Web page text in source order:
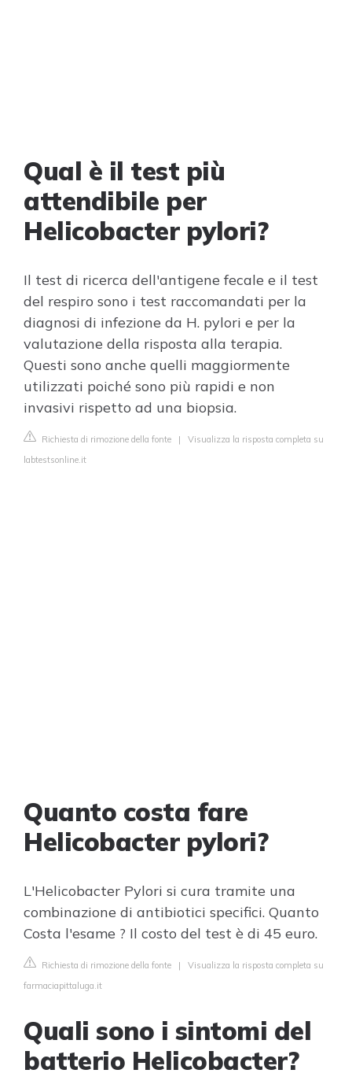
Qual è il test più
attendibile per
Helicobacter pylori?
Il test di ricerca dell'antigene fecale e il test
del respiro sono i test raccomandati per la
diagnosi di infezione da H. pylori e per la
valutazione della risposta alla terapia.
Questi sono anche quelli maggiormente
utilizzati poiché sono più rapidi e non
invasivi rispetto ad una biopsia.
Richiesta di rimozione della fonte | Visualizza la risposta completa su
labtestsonline.it
Quanto costa fare
Helicobacter pylori?
L'Helicobacter Pylori si cura tramite una
combinazione di antibiotici specifici. Quanto
Costa l'esame ? Il costo del test è di 45 euro.
Richiesta di rimozione della fonte | Visualizza la risposta completa su
farmaciapittaluga.it
Quali sono i sintomi del
batterio Helicobacter?